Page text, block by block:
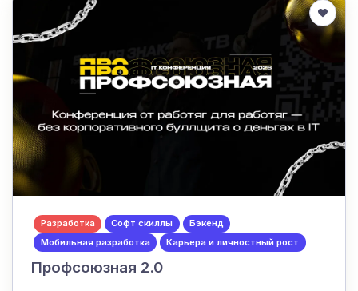
Разработка Софт скиллы
Бэкенд
Мобильная разработка
Карьера и личностный рост
Профсоюзная 2.0